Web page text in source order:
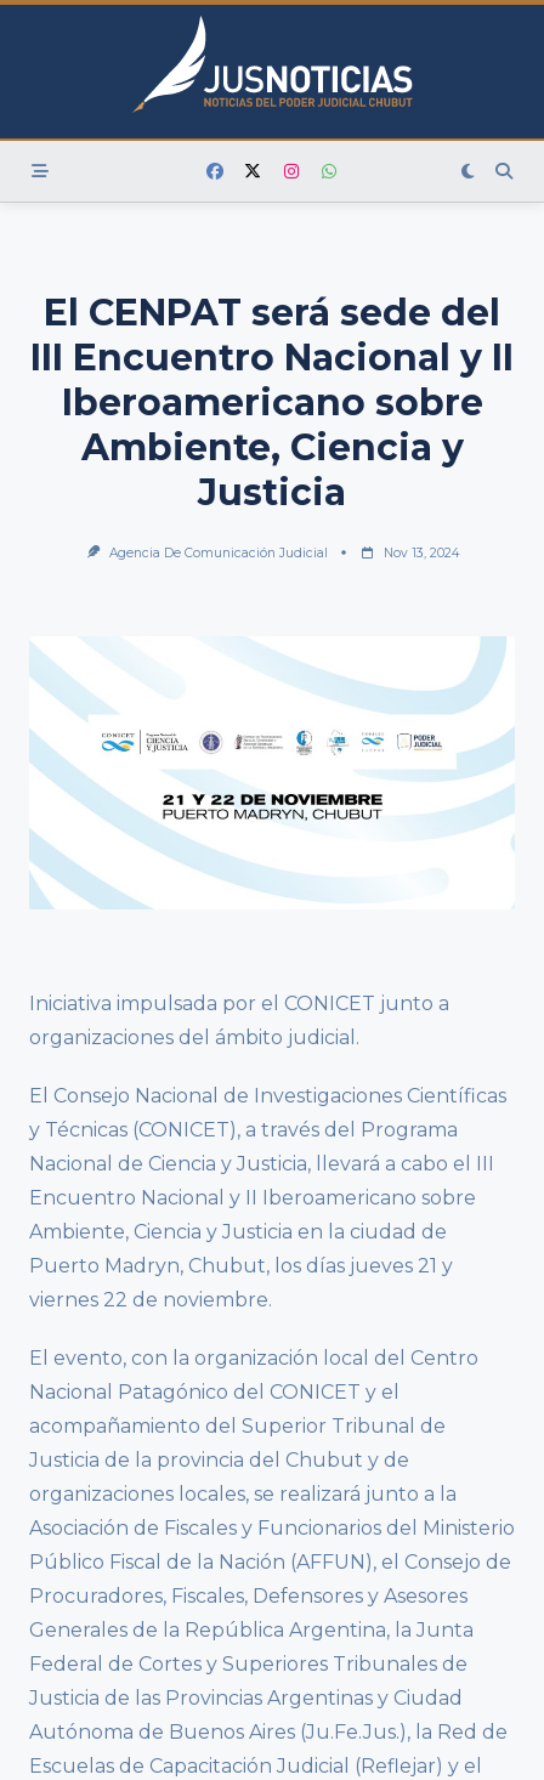
Skip
El CENPAT será sede del
III Encuentro Nacional y II
Iberoamericano sobre
Ambiente, Ciencia y
Justicia
Agencia De Comunicación Judicial Nov 13, 2024
Iniciativa impulsada por el CONICET junto a
organizaciones del ámbito judicial.
El Consejo Nacional de Investigaciones Científicas
y Técnicas (CONICET), a través del Programa
Nacional de Ciencia y Justicia, llevará a cabo el III
Encuentro Nacional y II Iberoamericano sobre
Ambiente, Ciencia y Justicia en la ciudad de
Puerto Madryn, Chubut, los días jueves 21 y
viernes 22 de noviembre.
El evento, con la organización local del Centro
Nacional Patagónico del CONICET y el
acompañamiento del Superior Tribunal de
Justicia de la provincia del Chubut y de
organizaciones locales, se realizará junto a la
Asociación de Fiscales y Funcionarios del Ministerio
Público Fiscal de la Nación (AFFUN), el Consejo de
Procuradores, Fiscales, Defensores y Asesores
Generales de la República Argentina, la Junta
Federal de Cortes y Superiores Tribunales de
Justicia de las Provincias Argentinas y Ciudad
Autónoma de Buenos Aires (Ju.Fe.Jus.), la Red de
Escuelas de Capacitación Judicial (Reflejar) y el